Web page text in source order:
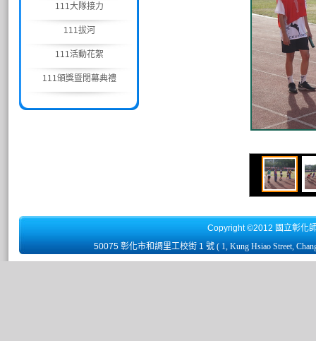
111大隊接力
111拔河
111活動花絮
111頒獎暨閉幕典禮
Copyright ©2012 國立彰化
50075 彰化市和調里工校街 1 號 ( 1, Kung Hsiao Street,